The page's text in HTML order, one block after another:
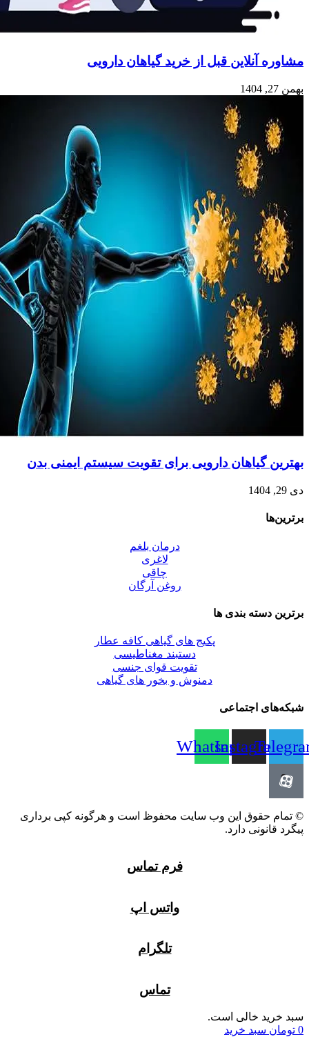
مشاوره آنلاین قبل از خرید گیاهان دارویی
بهمن 27, 1404
بهترین گیاهان دارویی برای تقویت سیستم ایمنی بدن
دی 29, 1404
برترین‌ها
درمان بلغم
لاغری
چاقی
روغن آرگان
برترین‌ دسته بندی ها
پکیج های گیاهی کافه عطار
دستبند مغناطیسی
تقویت قوای جنسی
دمنوش و بخور های گیاهی
شبکه‌های اجتماعی
Instagram
Whatsapp
© تمام حقوق این وب سایت محفوظ است و هرگونه کپی برداری
پیگرد قانونی دارد.
فرم تماس
واتس اپ
تلگرام
تماس
سبد خرید خالی است.
0 تومان سبد خرید